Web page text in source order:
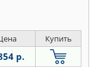
Купить
р.